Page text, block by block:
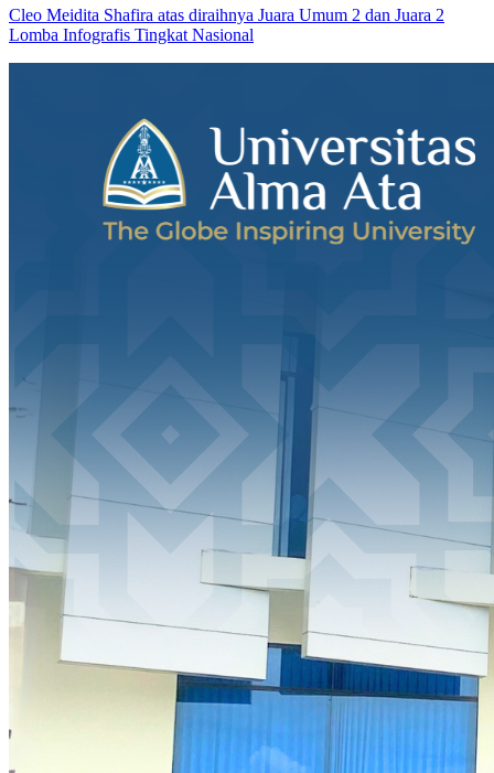
Cleo Meidita Shafira atas diraihnya Juara Umum 2 dan Juara 2
Lomba Infografis Tingkat Nasional